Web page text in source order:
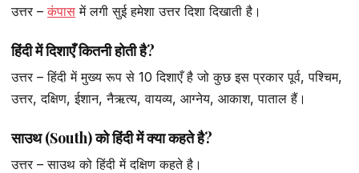
उत्तर –कंपास में लगी सुई हमेशा उत्तर दिशा दिखाती है।
हिंदी में दिशाएँ कितनी होती है?
उत्तर – हिंदी में मुख्य रूप से 10 दिशाएँ है जो कुछ इस प्रकार पूर्व, पश्चिम,
उत्तर, दक्षिण, ईशान, नैऋत्य, वायव्य, आग्नेय, आकाश, पाताल हैं।
साउथ (South) को हिंदी में क्या कहते है?
उत्तर – साउथ को हिंदी में दक्षिण कहते है।